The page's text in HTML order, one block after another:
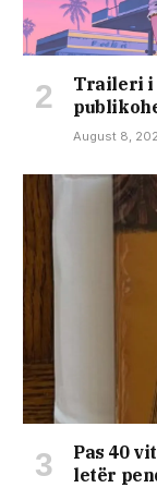
Traileri i
August 8,
Pas 40
letër